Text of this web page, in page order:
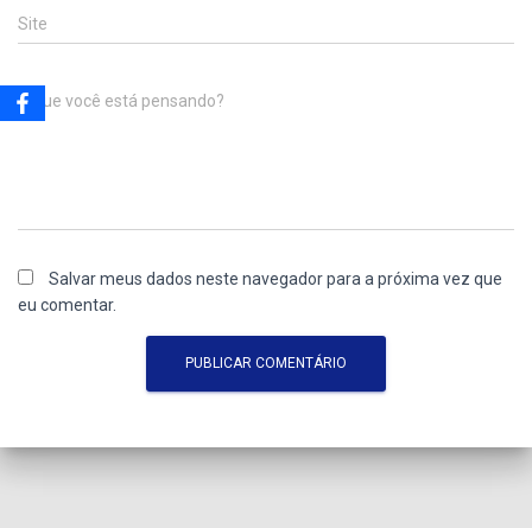
Site
O que você está pensando?
Salvar meus dados neste navegador para a próxima vez que
eu comentar.